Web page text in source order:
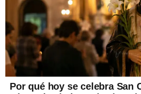
Por qué hoy se celebra San